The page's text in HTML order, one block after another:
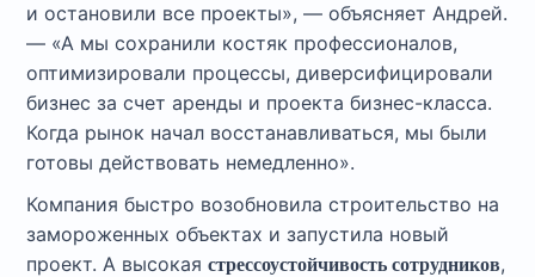
и остановили все проекты», — объясняет Андрей.
— «А мы сохранили костяк профессионалов,
оптимизировали процессы, диверсифицировали
бизнес за счет аренды и проекта бизнес-класса.
Когда рынок начал восстанавливаться, мы были
готовы действовать немедленно».
Компания быстро возобновила строительство на
замороженных объектах и запустила новый
проект. А высокая стрессоустойчивость сотрудников,